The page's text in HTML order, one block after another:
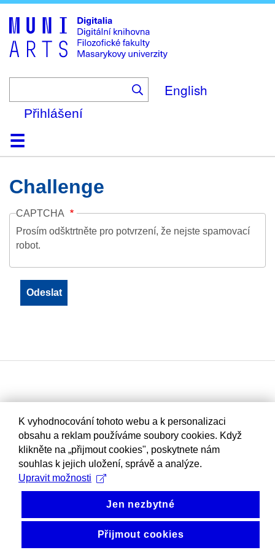
to
main
content
English
Přihlášení
DomůKolekce
Prohlížení
Vyhledávání
O platformě
Nápověda
KontaktDigitalia
Challenge
CAPTCHA
Prosím odšktrtněte pro potvrzení, že nejste spamovací
robot.
K vyhodnocování tohoto webu a k personalizaci
obsahu a reklam používáme soubory cookies. Když
klikněte na „přijmout cookies", poskytnete nám
souhlas k jejich uložení, správě a analýze.
Upravit možnosti
Jen nezbytné
Přijmout cookies